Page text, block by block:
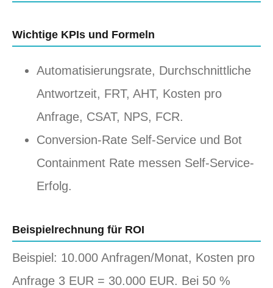
Wichtige KPIs und Formeln
Automatisierungsrate, Durchschnittliche
Antwortzeit, FRT, AHT, Kosten pro
Anfrage, CSAT, NPS, FCR.
Conversion-Rate Self-Service und Bot
Containment Rate messen Self-Service-
Erfolg.
Beispielrechnung für ROI
Beispiel: 10.000 Anfragen/Monat, Kosten pro
Anfrage 3 EUR = 30.000 EUR. Bei 50 %